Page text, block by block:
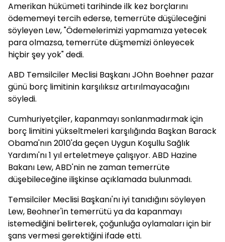
Amerikan hükümeti tarihinde ilk kez borçlarını
ödememeyi tercih ederse, temerrüte düşüleceğini
söyleyen Lew, "Ödemelerimizi yapmamıza yetecek
para olmazsa, temerrüte düşmemizi önleyecek
hiçbir şey yok" dedi.
ABD Temsilciler Meclisi Başkanı JOhn Boehner pazar
günü borç limitinin karşılıksız artırılmayacağını
söyledi.
Cumhuriyetçiler, kapanmayı sonlanmadırmak için
borç limitini yükseltmeleri karşılığında Başkan Barack
Obama'nın 2010'da geçen Uygun Koşullu Sağlık
Yardımı'nı 1 yıl erteletmeye çalışıyor. ABD Hazine
Bakanı Lew, ABD'nin ne zaman temerrüte
düşebileceğine ilişkinse açıklamada bulunmadı.
Temsilciler Meclisi Başkanı'nı iyi tanıdığını söyleyen
Lew, Beohner'in temerrütü ya da kapanmayı
istemediğini belirterek, çoğunluğa oylamaları için bir
şans vermesi gerektiğini ifade etti.